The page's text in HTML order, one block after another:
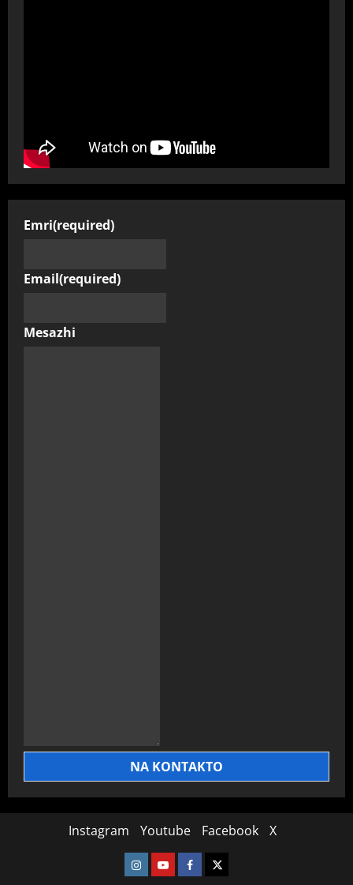
Emri(required)
Email(required)
Mesazhi
NA KONTAKTO
Instagram Youtube Facebook X
Instagram
YoutubeFacebook
X